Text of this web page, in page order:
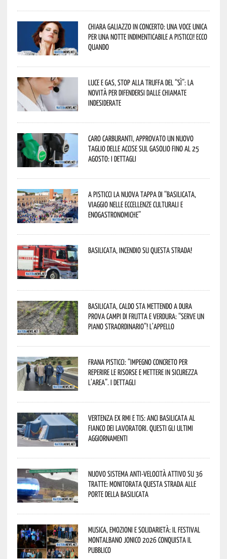
Chiara Galiazzo in concerto: una voce unica
per una notte indimenticabile a Pisticci! Ecco
quando
Luce e gas, stop alla truffa del “Sì”: la
novità per difendersi dalle chiamate
indesiderate
Caro carburanti, approvato un nuovo
taglio delle accise sul gasolio fino al 25
agosto: i dettagli
A Pisticci la nuova tappa di “Basilicata,
viaggio nelle eccellenze culturali e
enogastronomiche”
Basilicata, incendio su questa strada!
Basilicata, caldo sta mettendo a dura
prova campi di frutta e verdura: “Serve un
piano straordinario”! L’appello
Frana Pisticci: “Impegno concreto per
reperire le risorse e mettere in sicurezza
l’area”. I dettagli
Vertenza ex RMI e TIS: ANCI Basilicata al
fianco dei lavoratori. Questi gli ultimi
aggiornamenti
Nuovo sistema anti-velocità attivo su 36
tratte: monitorata questa strada alle
porte della Basilicata
Musica, emozioni e solidarietà: il Festival
Montalbano Jonico 2026 conquista il
pubblico